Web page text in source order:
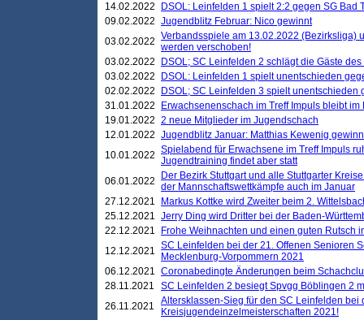
14.02.2022
DSOL: Leinfelden 1 spielt 2:2 gegen SG Bad
09.02.2022 Jugendblitz Februar: Nico gewinnt
03.02.2022 Verbandsspiele am 13.02.2022 (Bezirksliga)
werden verschoben!
03.02.2022
DSOL; SC Leinfelden 2 schlägt die Gäste
03.02.2022
DSOL: Leinfelden 1 spielt unentschieden
02.02.2022
DSOL; SC Leinfelden 3 spielt unentschieden
31.01.2022
Erwachsenenschach im Treff Impuls bleibt
19.01.2022 2 neue Mitglieder im Jugendschach
12.01.2022 Jugendblitz Januar: Matthias Kewenig
10.01.2022 Spielabend für Erwachsene im Treff Impuls
Jugendtraining findet aber statt
06.01.2022
Der Bezirk Stuttgart und alle Stuttgarter
der Mannschaftswettkämpfe auch im Januar
27.12.2021
Markus Kottke wird Zweiter beim 2.
25.12.2021 Jerry Ding wird Dritter bei der Baden-
22.12.2021
Frohe Weihnachten und einen guten Rutsch
12.12.2021 SC Leinfelden bei der 21. Offenen Senioren
Mecklenburg-Vorpommern 2021
06.12.2021 Coronabedingte Änderungen beim
28.11.2021
SC Leinfelden 2 besiegt Spvgg Böblingen 2
26.11.2021
Altersklassen-Sieg für den SC Leinfelden bei
Kreisjugendeinzelmeisterschaften 2021!